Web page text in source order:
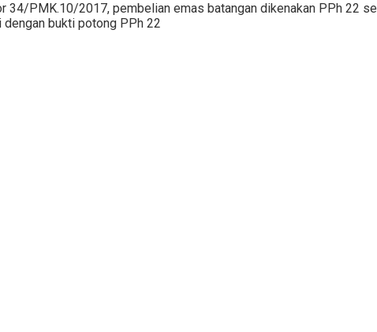
34/PMK.10/2017, pembelian emas batangan dikenakan PPh 22
bukti potong PPh 22